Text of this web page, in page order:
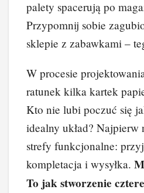
palety spacerują po
Przypomnij sobie
sklepie z zabawkami –
W procesie
ratunek kilka kartek
Kto nie lubi poczuć się
idealny układ? Najpierw
strefy funkcjonalne:
kompletacja i wysyłka.
To jak stworzenie